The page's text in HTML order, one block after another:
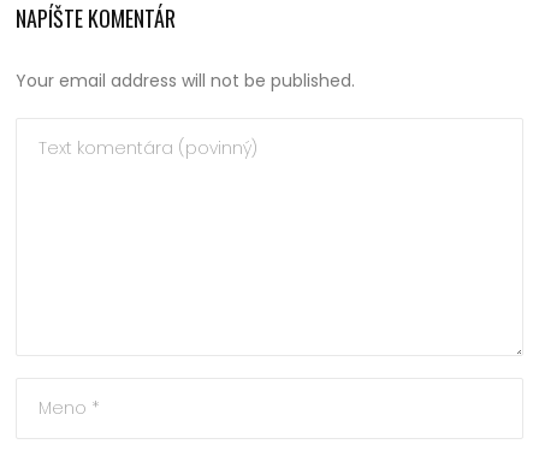
NAPÍŠTE KOMENTÁR
Your email address will not be published.